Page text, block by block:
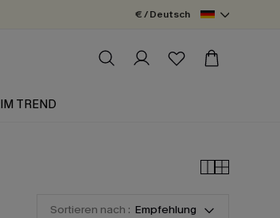
€ / Deutsch
IM TREND
Sortieren nach : Empfehlung